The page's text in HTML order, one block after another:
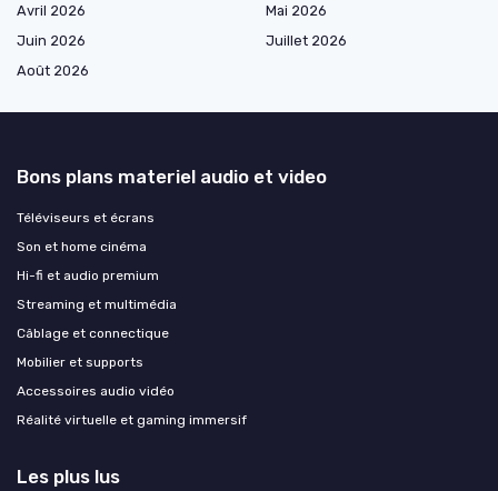
Avril 2026
Mai 2026
Juin 2026
Juillet 2026
Août 2026
Bons plans materiel audio et video
Téléviseurs et écrans
Son et home cinéma
Hi-fi et audio premium
Streaming et multimédia
Câblage et connectique
Mobilier et supports
Accessoires audio vidéo
Réalité virtuelle et gaming immersif
Les plus lus